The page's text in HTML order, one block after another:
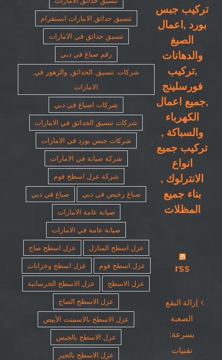
تركيب جبس
بورد ,اعمال
الصبغ
والدهانات
,تركيب
فورسلينج
,جميع اعمال
الكهرباء
والسباكة ,
تركيب جميع
انواع
الانترلوك ,
بناء جميع
المظلات
rss
إزالة البقع
الصعبة
بسرعة:
تقنيات
تنسيق حدائق الامارات انستقرام
تنسيق حدائق في الامارات
رقم صباغ في دبي
شركات. تنسيق. الحدائق. والزهور في.
الامارات
شركات اصباغ في دبي
شركات تنسيق الحدائق في الامارات
شركات جبس بورد في الامارات
شركة صيانة في الامارات
شركة عزل اسطح فوم
صباغ رخيص في دبي
صباغ في دبي
صيانة عامة الامارات
صيانة عامة في الامارات
عزل اسطح المنازل
عزل اسطح صاج
عزل اسطح فوم
عزل اسطح وخزانات
عزل الاسطح
عزل الاسطح الخرسانية
عزل الاسطح الصاج
عزل الاسطح بالاسمنت الأبيض
عزل الاسطح بالجبس
عزل الاسطح بالجير